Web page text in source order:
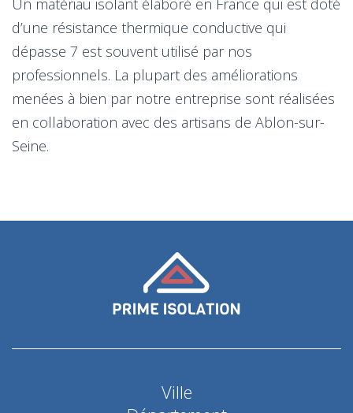
d’une résistance thermique conductive qui
dépasse 7 est souvent utilisé par nos
professionnels. La plupart des améliorations
menées à bien par notre entreprise sont réalisées
en collaboration avec des artisans de Ablon-sur-
Seine.
Ville